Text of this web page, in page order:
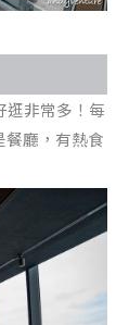
逛非常多！每
廳，有熱食